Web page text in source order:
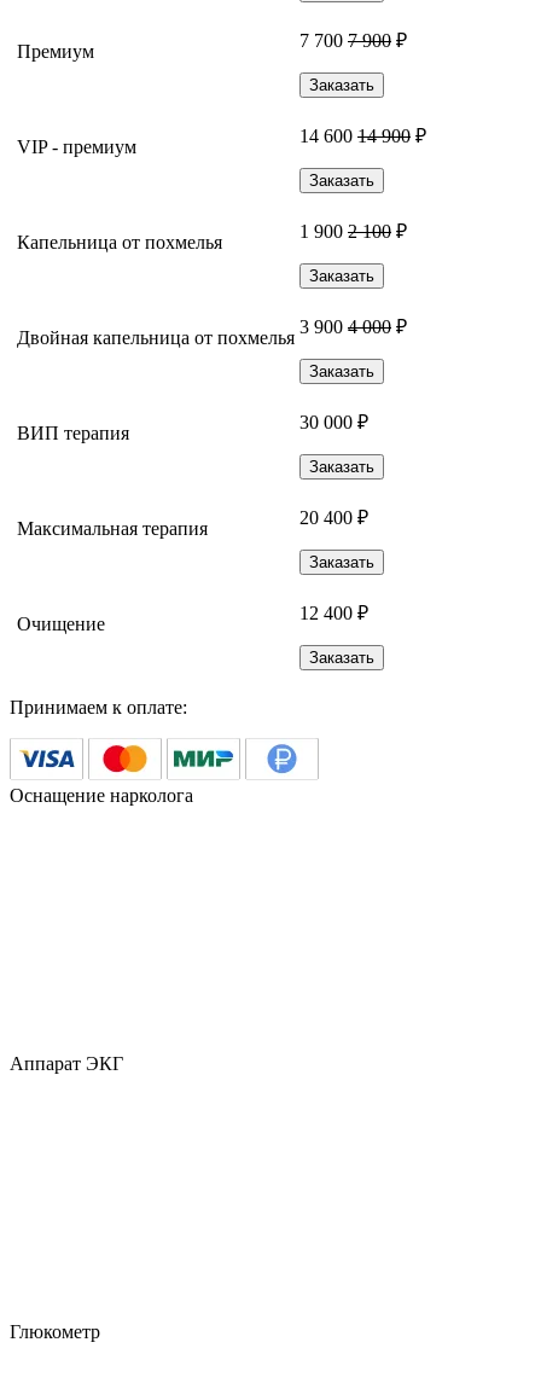
Премиум
7 700 7 900 ₽
Заказать
VIP - премиум
14 600 14 900 ₽
Заказать
Капельница от похмелья
1 900 2 100 ₽
Заказать
Двойная капельница от похмелья
3 900 4 000 ₽
Заказать
ВИП терапия
30 000 ₽
Заказать
Максимальная терапия
20 400 ₽
Заказать
Очищение
12 400 ₽
Заказать
Принимаем к оплате:
Оснащение нарколога
Аппарат ЭКГ
Глюкометр